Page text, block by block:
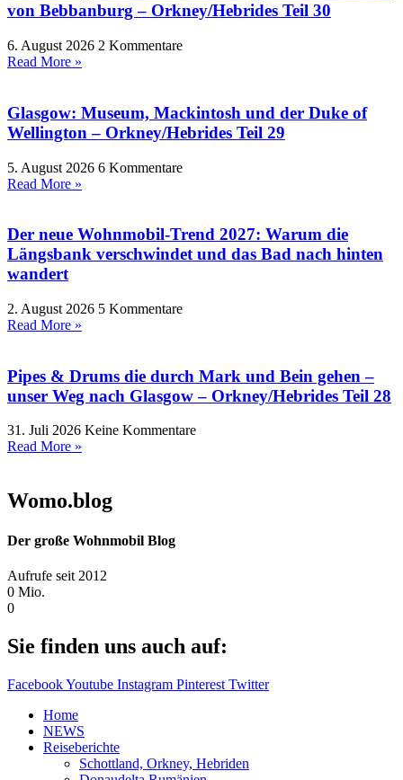
von Bebbanburg – Orkney/Hebrides Teil 30
6. August 2026 2 Kommentare
Read More »
Glasgow: Museum, Mackintosh und der Duke of
Wellington – Orkney/Hebrides Teil 29
5. August 2026 6 Kommentare
Read More »
Der neue Wohnmobil-Trend 2027: Warum die
Längsbank verschwindet und das Bad nach hinten
wandert
2. August 2026 5 Kommentare
Read More »
Pipes & Drums die durch Mark und Bein gehen –
unser Weg nach Glasgow – Orkney/Hebrides Teil 28
31. Juli 2026 Keine Kommentare
Read More »
Womo.blog
Der große Wohnmobil Blog​
Aufrufe seit 2012
0 Mio.
0
Sie finden uns auch auf:
FacebookYoutube Instagram Pinterest Twitter
Home
NEWS
Reiseberichte
Schottland, Orkney, Hebriden